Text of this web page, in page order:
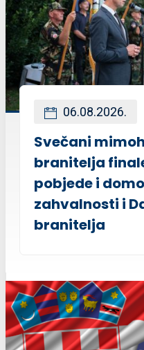
06.08.2026.
Svečani
branitelja
pobjede i
zahvalnosti i
branitelja